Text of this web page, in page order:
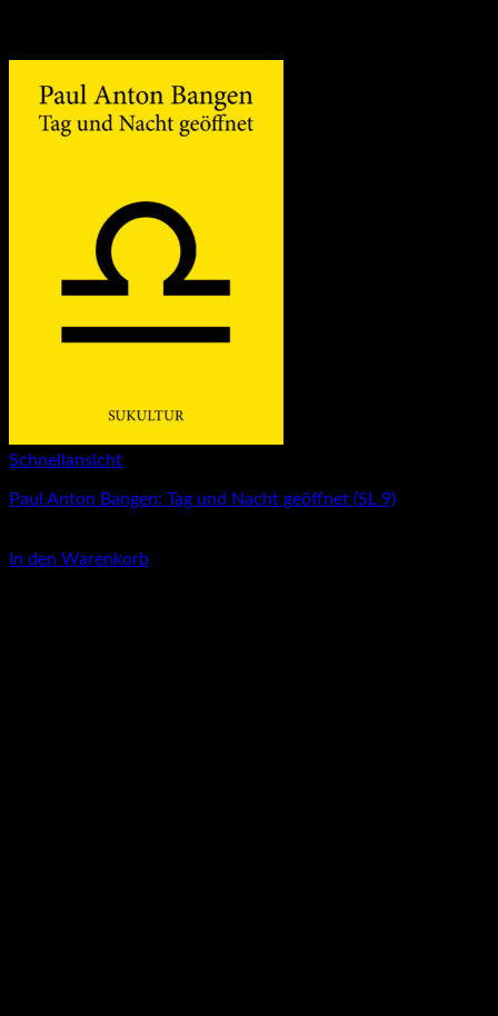
Schnellansicht
Paul Anton Bangen: Tag und Nacht geöffnet (SL 9)
In den Warenkorb